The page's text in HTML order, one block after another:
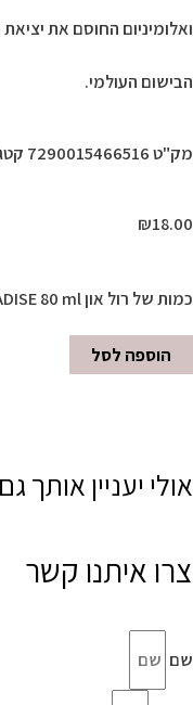
ואלומיניום החוסם את
הבישום העולמי.
מק"ט7290015466516
₪18.00
כמות של רול און PARADISE 80 ml
הוספה לסל
אולי יעניין אותך
צרו איתנו קשר
שם